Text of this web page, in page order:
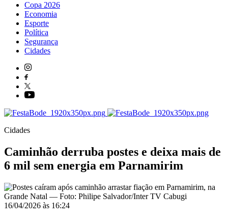
Copa 2026
Economia
Esporte
Política
Segurança
Cidades
Cidades
Caminhão derruba postes e deixa mais de
6 mil sem energia em Parnamirim
16/04/2026 às 16:24